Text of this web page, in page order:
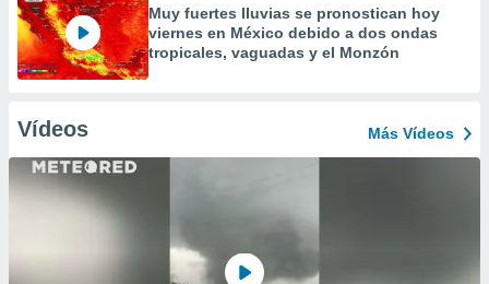
Muy fuertes lluvias se pronostican hoy
viernes en México debido a dos ondas
tropicales, vaguadas y el Monzón
Vídeos Más Vídeos